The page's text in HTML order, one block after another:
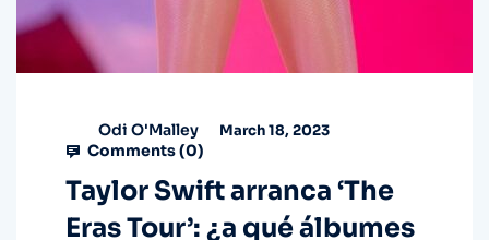
Odi O'Malley March 18, 2023
Comments (0)
Taylor Swift arranca ‘The
Eras Tour’: ¿a qué álbumes